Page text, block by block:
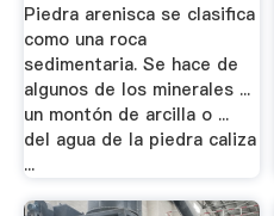
Piedra arenisca se clasifica
como una roca
sedimentaria. Se hace de
algunos de los minerales ...
un montón de arcilla o ...
del agua de la piedra caliza
...